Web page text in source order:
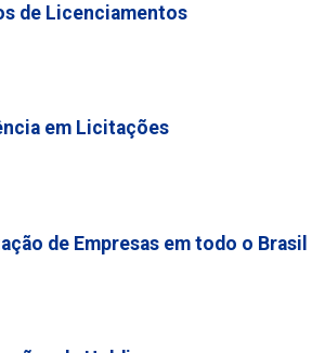
de Licenciamentos
em Licitações
de Empresas em todo o Brasil